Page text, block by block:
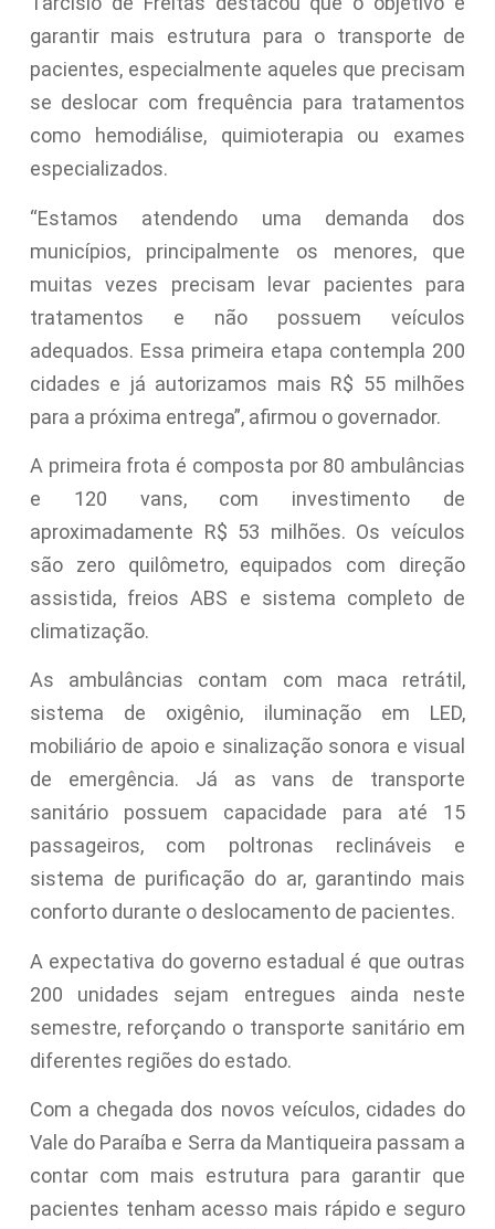
garantir mais estrutura para o transporte de
pacientes, especialmente aqueles que precisam
se deslocar com frequência para tratamentos
como hemodiálise, quimioterapia ou exames
especializados.
“Estamos atendendo uma demanda dos
municípios, principalmente os menores, que
muitas vezes precisam levar pacientes para
tratamentos e não possuem veículos
adequados. Essa primeira etapa contempla 200
cidades e já autorizamos mais R$ 55 milhões
para a próxima entrega”, afirmou o governador.
A primeira frota é composta por 80 ambulâncias
e 120 vans, com investimento de
aproximadamente R$ 53 milhões. Os veículos
são zero quilômetro, equipados com direção
assistida, freios ABS e sistema completo de
climatização.
As ambulâncias contam com maca retrátil,
sistema de oxigênio, iluminação em LED,
mobiliário de apoio e sinalização sonora e visual
de emergência. Já as vans de transporte
sanitário possuem capacidade para até 15
passageiros, com poltronas reclináveis e
sistema de purificação do ar, garantindo mais
conforto durante o deslocamento de pacientes.
A expectativa do governo estadual é que outras
200 unidades sejam entregues ainda neste
semestre, reforçando o transporte sanitário em
diferentes regiões do estado.
Com a chegada dos novos veículos, cidades do
Vale do Paraíba e Serra da Mantiqueira passam a
contar com mais estrutura para garantir que
pacientes tenham acesso mais rápido e seguro